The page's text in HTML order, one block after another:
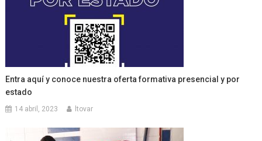
Entra aquí y conoce nuestra oferta formativa presencial y por
estado
14 abril, 2023 ltovar